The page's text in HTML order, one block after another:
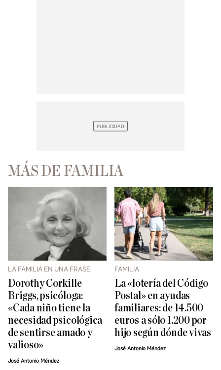
MÁS DE FAMILIA
LA FAMILIA EN UNA FRASE
Dorothy Corkille
Briggs, psicóloga:
«Cada niño tiene la
necesidad psicológica
de sentirse amado y
valioso»
José Antonio Méndez
FAMILIA
La «lotería del Código
Postal» en ayudas
familiares: de 14.500
euros a sólo 1.200 por
hijo según dónde vivas
José Antonio Méndez